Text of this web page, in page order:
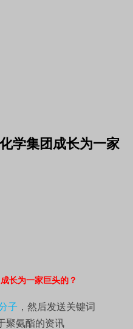
学集团成长为一家
子 ，然后发送关键词
聚氨酯的资讯